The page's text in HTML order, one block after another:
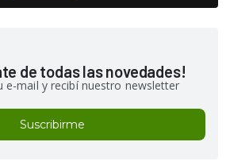
de todas las novedades!
e-mail y recibí nuestro newsletter
Suscribirme